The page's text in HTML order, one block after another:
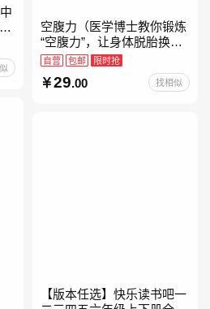
空腹力（医学博士教你锻炼
“空腹力”，让身体脱胎换
骨！）
自营 包邮 限时抢
29.00 找相似
【版本任选】快乐读书吧一